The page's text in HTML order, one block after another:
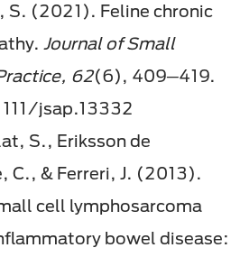
S. (2021). Feline chronic
Journal of Small
62(6), 409─419.
jsap.13332
S., Eriksson de
C., & Ferreri, J. (2013).
cell lymphosarcoma
bowel disease: